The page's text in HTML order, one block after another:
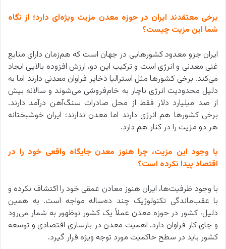
برخی معتقدند ایران در حوزه معدن مزیت ویژه‌ای دارد؛ از نگاه
شما این مزیت چیست؟
ایران جزو معدود کشورهایی در جهان است که هم‌زمان دارای منابع
غنی معدنی و انرژی است و ترکیب این دو، ارزش افزوده بالایی ایجاد
می‌کند. برخی کشورها مثل استرالیا ذخایر فراوان معدنی دارند اما به
دلیل محدودیت انرژی ناچار به خام‌فروشی می‌شوند و سالانه بیش
از صد میلیارد دلار فقط از محل صادرات سنگ‌آهن درآمد دارند.
برخی کشورها هم انرژی دارند اما معدن ندارند؛ ایران خوشبختانه
هر دو مزیت را در کنار هم دارد.
با وجود این مزیت، چرا هنوز معدن جایگاه واقعی خود را در
اقتصاد پیدا نکرده است؟
با وجود ظرفیت‌ها، ایران هنوز معادن عمقی خود را اکتشاف نکرده و
با عقب‌ماندگی تکنولوژیک چند ده‌ساله مواجه است. به همین
دلیل، کشور در حوزه معدن عملاً یک کشور نوظهور به شمار می‌رود
و جای کار فراوان دارد. اهمیت معدن در بازسازی اقتصادی و توسعه
کشور باید در سطح حاکمیت مورد توجه ویژه قرار گیرد.